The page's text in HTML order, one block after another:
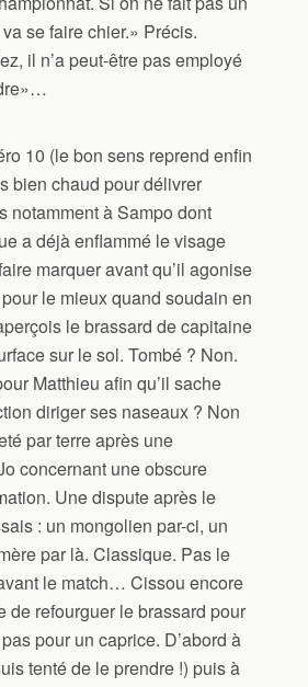
se faire chier.» Précis.
il n’a peut-être pas employé
10 (le bon sens reprend enfin
bien chaud pour délivrer
notamment à Sampo dont
a déjà enflammé le visage
marquer avant qu’il agonise
pour le mieux quand soudain en
le brassard de capitaine
sur le sol. Tombé ? Non.
Matthieu afin qu’il sache
diriger ses naseaux ? Non
par terre après une
concernant une obscure
Une dispute après le
: un mongolien par-ci, un
par là. Classique. Pas le
le match… Cissou encore
de refourguer le brassard pour
pour un caprice. D’abord à
tenté de le prendre !) puis à